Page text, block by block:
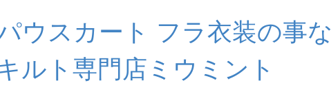
ウスカート フラ衣装の事な
ルト専門店ミウミント